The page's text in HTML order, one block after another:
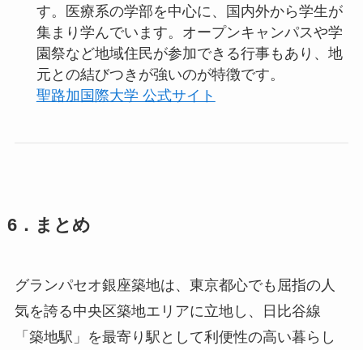
す。医療系の学部を中心に、国内外から学生が
集まり学んでいます。オープンキャンパスや学
園祭など地域住民が参加できる行事もあり、地
元との結びつきが強いのが特徴です。
聖路加国際大学 公式サイト
6．まとめ
グランパセオ銀座築地は、東京都心でも屈指の人
気を誇る中央区築地エリアに立地し、日比谷線
「築地駅」を最寄り駅として利便性の高い暮らし